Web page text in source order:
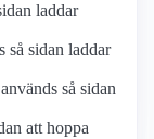
laddar
så sidan laddar
så sidan
att hoppa